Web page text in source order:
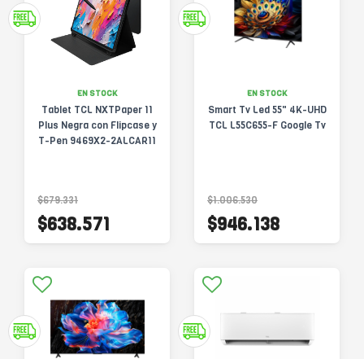
EN STOCK
Tablet TCL NXTPaper 11
Plus Negra con Flipcase y
T-Pen 9469X2-2ALCAR11
$679.331
$638.571
EN STOCK
Smart Tv Led 55" 4K-UHD
TCL L55C655-F Google Tv
$1.006.530
$946.138